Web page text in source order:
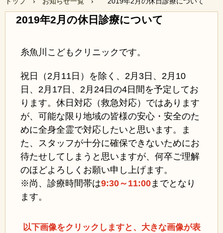
2019年2月の休日診療について
糸魚川こどもクリニックです。
祝日（2月11日）を除く、2月3日、2月10
日、2月17日、2月24日の4日間を予定してお
ります。休日対応（救急対応）ではあります
が、可能な限り地域の皆様の安心・安全のた
めに全身全霊で対応したいと思います。ま
た、スタッフが十分に確保できないためにお
待たせしてしまうと思いますが、何卒ご理解
のほどよろしくお願い申し上げます。
※尚、診療時間帯は9:30～11:00までとなり
ます。
以下画像をクリックしますと、大きな画像が表